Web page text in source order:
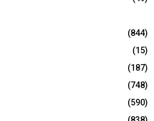
(844)
(15)
(187)
(748)
(590)